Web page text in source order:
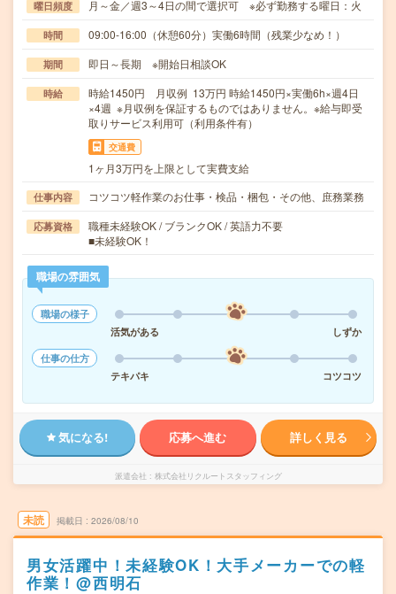
曜日頻度 月～金／週3～4日の間で選択可 ※必ず勤務する曜日：火
時間 09:00-16:00（休憩60分）実働6時間（残業少なめ！）
期間 即日～長期 ※開始日相談OK
時給
時給1450円 月収例 13万円 時給1450円×実働6h×週4日
×4週 ※月収例を保証するものではありません。※給与即受
取りサービス利用可（利用条件有）
交通費
1ヶ月3万円を上限として実費支給
仕事内容 コツコツ軽作業のお仕事・検品・梱包・その他、庶務業務
応募資格
職種未経験OK / ブランクOK / 英語力不要
■未経験OK！
職場の雰囲気
職場の様子
活気がある
しずか
仕事の仕方
テキパキ
コツコツ
気になる! 応募へ進む 詳しく見る
派遣会社 株式会社リクルートスタッフィング
未読 掲載日 2026/08/10
男女活躍中！未経験OK！大手メーカーでの軽
作業！@西明石